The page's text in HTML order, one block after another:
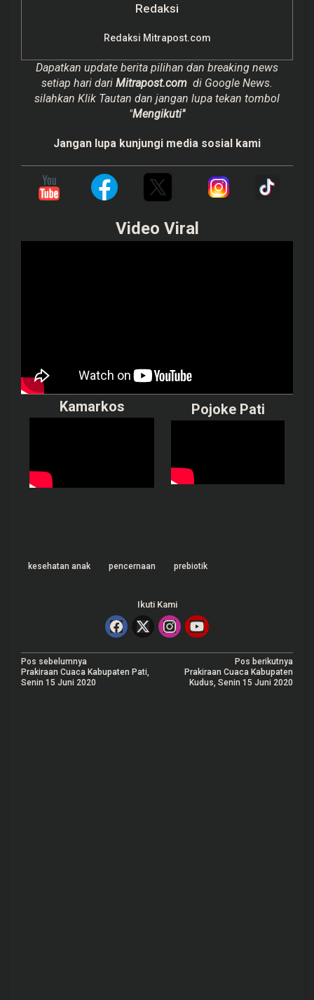
Redaksi
Redaksi Mitrapost.com
Dapatkan update berita pilihan dan breaking news
setiap hari dari Mitrapost.com di Google News.
silahkan Klik Tautan dan jangan lupa tekan tombol
"Mengikuti"
Jangan lupa kunjungi media sosial kami
Video Viral
Kamarkos Pojoke Pati
kesehatan anak pencernaan prebiotik
Ikuti Kami
N
a
Pos sebelumnya
Prakiraan Cuaca Kabupaten Pati,
Senin 15 Juni 2020
Pos berikutnya
Prakiraan Cuaca Kabupaten
Kudus, Senin 15 Juni 2020